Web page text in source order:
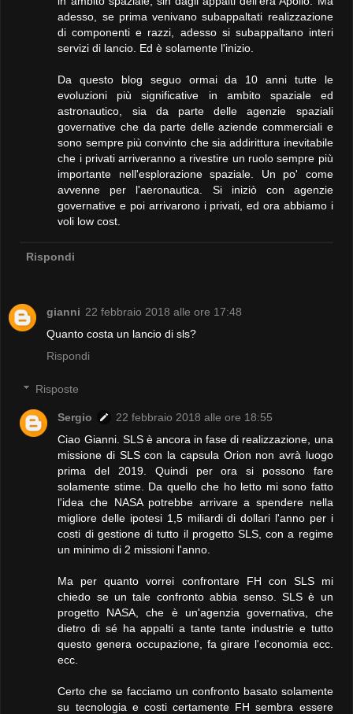
adesso, se prima venivano subappaltati realizzazione
di componenti e razzi, adesso si subappaltano interi
servizi di lancio. Ed è solamente l'inizio.
Da questo blog seguo ormai da 10 anni tutte le
evoluzioni più significative in ambito spaziale ed
astronautico, sia da parte delle agenzie spaziali
governative che da parte delle aziende commerciali e
sono sempre più convinto che sia addirittura inevitabile
che i privati arriveranno a rivestire un ruolo sempre più
importante nell'esplorazione spaziale. Un po' come
avvenne per l'aeronautica. Si iniziò con agenzie
governative e poi arrivarono i privati, ed ora abbiamo i
voli low cost.
Rispondi
gianni 22 febbraio 2018 alle ore 17:48
Quanto costa un lancio di sls?
Rispondi
Risposte
Sergio
22 febbraio 2018 alle ore 18:55
Ciao Gianni. SLS è ancora in fase di realizzazione, una
missione di SLS con la capsula Orion non avrà luogo
prima del 2019. Quindi per ora si possono fare
solamente stime. Da quello che ho letto mi sono fatto
l'idea che NASA potrebbe arrivare a spendere nella
migliore delle ipotesi 1,5 miliardi di dollari l'anno per i
costi di gestione di tutto il progetto SLS, con a regime
un minimo di 2 missioni l'anno.
Ma per quanto vorrei confrontare FH con SLS mi
chiedo se un tale confronto abbia senso. SLS è un
progetto NASA, che è un'agenzia governativa, che
dietro di sé ha appalti a tante tante industrie e tutto
questo genera occupazione, fa girare l'economia ecc.
ecc.
Certo che se facciamo un confronto basato solamente
su tecnologia e costi certamente FH sembra essere